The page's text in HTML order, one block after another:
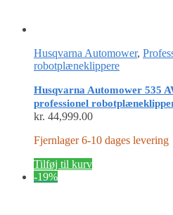
Husqvarna Automower,
robotplæneklippere
Husqvarna Automower 535
professionel
kr. 44,999.00
Fjernlager 6-10 dages levering
Tilføj til kurv
-19%